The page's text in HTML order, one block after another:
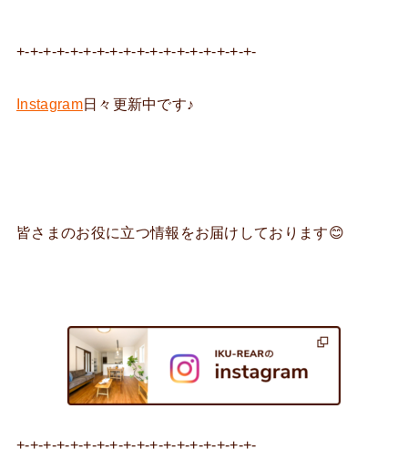
+-+-+-+-+-+-+-+-+-+-+-+-+-+-+-+-+-+-
Instagram日々更新中です♪
皆さまのお役に立つ情報をお届けしております😊
+-+-+-+-+-+-+-+-+-+-+-+-+-+-+-+-+-+-